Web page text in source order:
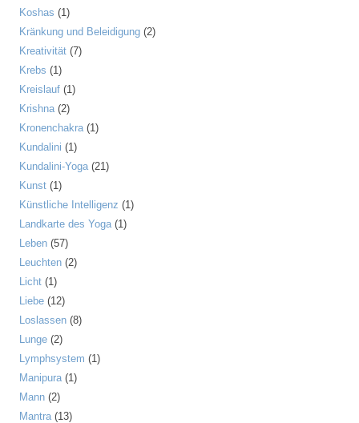
Koshas (1)
Kränkung und Beleidigung (2)
Kreativität (7)
Krebs (1)
Kreislauf (1)
Krishna(2)
Kronenchakra(1)
Kundalini (1)
Kundalini-Yoga(21)
Kunst (1)
Künstliche Intelligenz (1)
Landkarte des Yoga(1)
Leben (57)
Leuchten (2)
Licht (1)
Liebe (12)
Loslassen (8)
Lunge (2)
Lymphsystem (1)
Manipura(1)
Mann (2)
Mantra(13)